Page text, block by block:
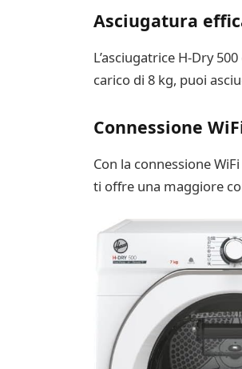
Asciugatura
L’asciugatrice H-Dry
carico di 8 kg, puoi
Connessione
Con la connessione
ti offre una maggiore